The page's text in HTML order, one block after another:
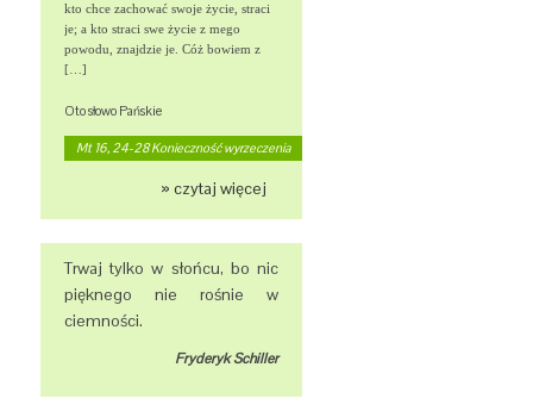
kto chce zachować swoje życie, straci
je; a kto straci swe życie z mego
powodu, znajdzie je. Cóż bowiem z
[…]
Oto słowo Pańskie
Mt 16, 24-28 Konieczność wyrzeczenia
» czytaj więcej
Trwaj tylko w słońcu, bo nic
pięknego nie rośnie w
ciemności.
Fryderyk Schiller